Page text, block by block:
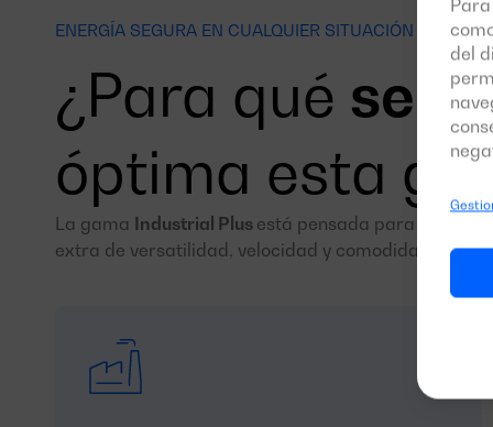
del
ENERGÍA SEGURA EN CUALQUIER SITUACIÓN
¿Para qué
óptima esta
La gama Industrial Plus está pensada para
extra de versatilidad, velocidad y comodidad en la